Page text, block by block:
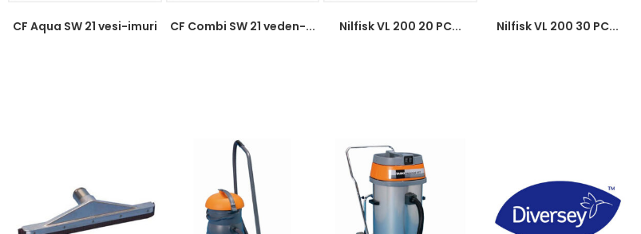
CF Aqua SW 21 vesi-imuri CF Combi SW 21 veden-... Nilfisk VL 200 20 PC... Nilfisk VL 200 30 PC...